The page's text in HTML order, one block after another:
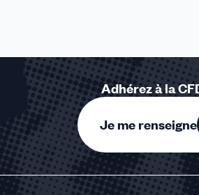
Adhérez à la
Je me renseigne